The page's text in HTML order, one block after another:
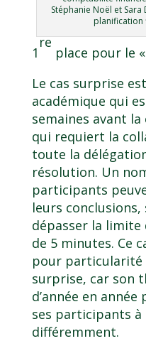
Stéphanie Noël et
planification
1
re
place pour le
Le cas surprise
académique qui
semaines avant
qui requiert la
toute la
résolution. Un
participants
leurs
dépasser la
de 5 minutes. Ce
pour particularité
surprise, car son
d’année en
ses participants à
différemment.